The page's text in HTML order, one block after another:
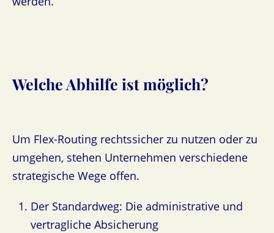
Welche Abhilfe ist möglich?
Um Flex-Routing rechtssicher zu nutzen oder zu
umgehen, stehen Unternehmen verschiedene
strategische Wege offen.
Der Standardweg: Die administrative und
vertragliche Absicherung